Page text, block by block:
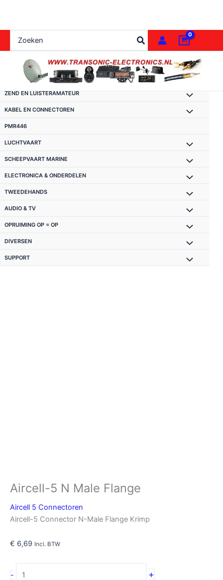
de
inhoud
naar:
ZEND EN LUISTERAMATEUR
KABEL EN CONNECTOREN
PMR446
LUCHTVAART
SCHEEPVAART MARINE
ELECTRONICA & ONDERDELEN
TWEEDEHANDS
AUDIO & TV
OPRUIMING OP = OP
DIVERSEN
SUPPORT
Aircell-5 N Male Flange
Aircell 5 Connectoren
Aircell-5 Connector N-Male Flange Krimp
€ 6,69 Incl. BTW
- +